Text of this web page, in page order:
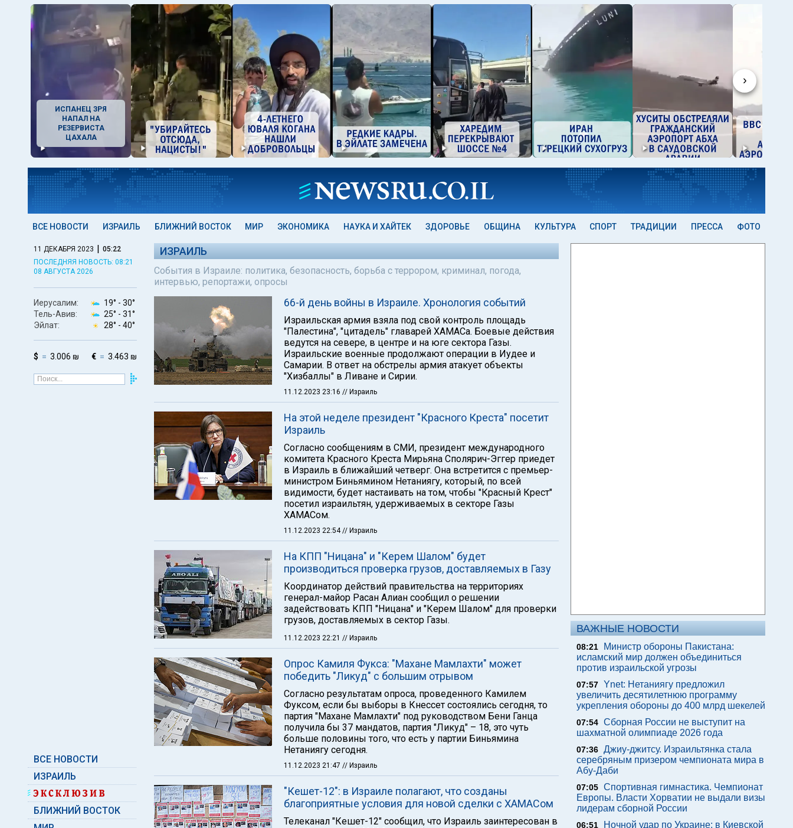
›
ИСПАНЕЦ ЗРЯ
НАПАЛ НА
РЕЗЕРВИСТА
ЦАХАЛА
ВСЕ НОВОСТИ ИЗРАИЛЬ БЛИЖНИЙ ВОСТОК МИР ЭКОНОМИКА НАУКА И ХАЙТЕК ЗДОРОВЬЕ ОБЩИНА КУЛЬТУРА СПОРТ ТРАДИЦИИ ПРЕССА ФОТО
11 ДЕКАБРЯ 2023 | 05:22
ПОСЛЕДНЯЯ НОВОСТЬ: 08:21
08 АВГУСТА 2026
Иерусалим: 19° - 30°
Тель-Авив:
25° - 31°
Эйлат:
28° - 40°
$ 3.006 ₪ € 3.463 ₪
ВСЕ НОВОСТИ
ИЗРАИЛЬ
БЛИЖНИЙ ВОСТОК
ИЗРАИЛЬ
События в Израиле: политика, безопасность, борьба с террором, криминал, погода,
интервью, репортажи, опросы
66-й день войны в Израиле. Хронология событий
Израильская армия взяла под свой контроль площадь
"Палестина", "цитадель" главарей ХАМАСа. Боевые действия
ведутся на севере, в центре и на юге сектора Газы.
Израильские военные продолжают операции в Иудее и
Самарии. В ответ на обстрелы армия атакует объекты
"Хизбаллы" в Ливане и Сирии.
11.12.2023 23:16 // Израиль
На этой неделе президент "Красного Креста" посетит
Израиль
Согласно сообщениям в СМИ, президент международного
комитета Красного Креста Мирьяна Сполярич-Эггер приедет
в Израиль в ближайший четверг. Она встретится с премьер-
министром Биньямином Нетаниягу, который, по всей
видимости, будет настаивать на том, чтобы "Красный Крест"
посетил израильтян, удерживаемых в секторе Газы
ХАМАСом.
11.12.2023 22:54// Израиль
На КПП "Ницана" и "Керем Шалом" будет
производиться проверка грузов, доставляемых в Газу
Координатор действий правительства на территориях
генерал-майор Расан Алиан сообщил о решении
задействовать КПП "Ницана" и "Керем Шалом" для проверки
грузов, доставляемых в сектор Газы.
11.12.2023 22:21 // Израиль
Опрос Камиля Фукса: "Махане Мамлахти" может
победить "Ликуд" с большим отрывом
Согласно результатам опроса, проведенного Камилем
Фуксом, если бы выборы в Кнессет состоялись сегодня, то
партия "Махане Мамлахти" под руководством Бени Ганца
получила бы 37 мандатов, партия "Ликуд" – 18, это чуть
больше половины того, что есть у партии Биньямина
Нетаниягу сегодня.
11.12.2023 21:47 // Израиль
"Кешет-12": в Израиле полагают, что созданы
благоприятные условия для новой сделки с ХАМАСом
Телеканал "Кешет-12" сообщил, что Израиль заинтересован в
ВАЖНЫЕ НОВОСТИ
08:21
Министр обороны Пакистана:
исламский мир должен объединиться
против израильской угрозы
07:57 Ynet: Нетаниягу предложил
увеличить десятилетнюю программу
укрепления обороны до 400 млрд шекелей
07:54 Сборная России не выступит на
шахматной олимпиаде 2026 года
07:36 Джиу-джитсу. Израильтянка стала
серебряным призером чемпионата мира в
Абу-Даби
07:05 Спортивная гимнастика. Чемпионат
Европы. Власти Хорватии не выдали визы
лидерам сборной России
06:51
Ночной удар по Украине: в Киевской